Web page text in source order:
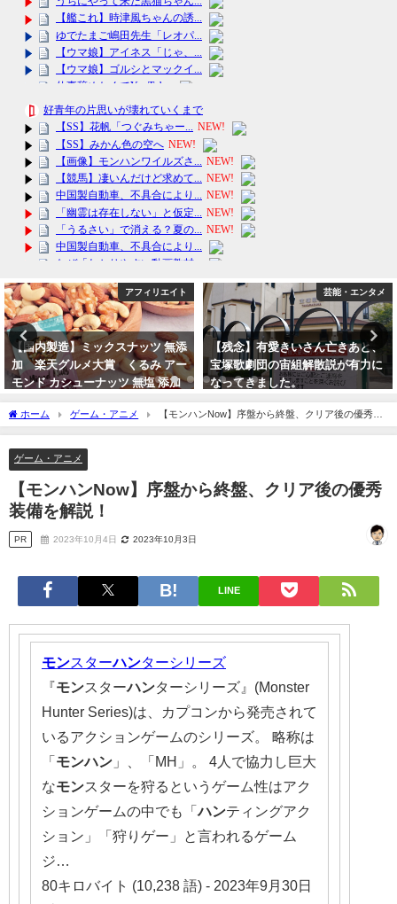
アフィリエイト
内製造】ミックスナッツ 無添
天グルメ大賞 くるみ アー
ド カシューナッツ 無塩 添加
使用 植物油不使用
芸能・エンタメ
【残念】有愛きいさん亡きあと、
宝塚歌劇団の宙組解散説が有力に
なってきました。
品
シ
ホーム ゲーム・アニメ
【モンハンNow】序盤から終盤、クリア後の優秀装
備を解説！
ゲーム・アニメ
【モンハンNow】序盤から終盤、クリア後の優秀
装備を解説！
PR 2023年10月4日 2023年10月3日
LINE
モンスターハンターシリーズ
『モンスターハンターシリーズ』(Monster
Hunter Series)は、カプコンから発売されて
いるアクションゲームのシリーズ。 略称は
「 モンハン 」、「MH」。 4人で協力し巨大
なモンスターを狩るというゲーム性はアク
ションゲームの中でも「 ハンティングアク
ション」「狩りゲー」と言われるゲーム
ジ…
80キロバイト (10,238 語) - 2023年9月30日